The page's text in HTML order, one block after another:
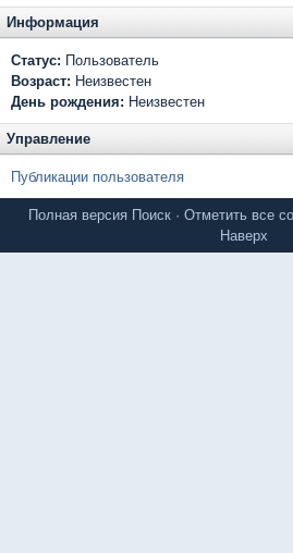
Информация
Статус: Пользователь
Возраст: Неизвестен
День рождения: Неизвестен
Управление
Публикации пользователя
Полная версия Поиск · Отметить все
Наверх